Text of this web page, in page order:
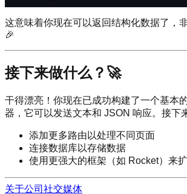
这意味着你现在可以返回结构化数据了，
🎉
接下来做什么？🚀
干得漂亮！你现在已成功构建了一个基本
器，它可以发送文本和 JSON 响应。接下
添加更多路由以处理不同页面
连接数据库以存储数据
使用更强大的框架（如 Rocket）来
关于公司 社交媒体